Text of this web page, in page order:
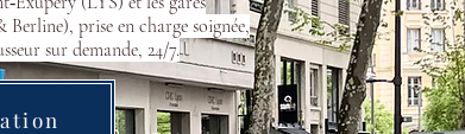
prise en charge soignée,
sur demande, 24/7.